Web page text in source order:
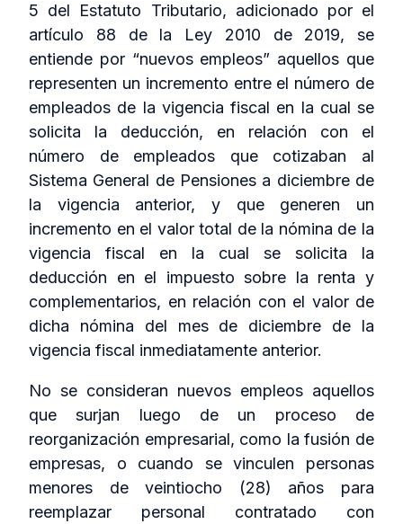
5 del Estatuto Tributario, adicionado por el
artículo 88 de la Ley 2010 de 2019, se
entiende por “nuevos empleos” aquellos que
representen un incremento entre el número de
empleados de la vigencia fiscal en la cual se
solicita la deducción, en relación con el
número de empleados que cotizaban al
Sistema General de Pensiones a diciembre de
la vigencia anterior, y que generen un
incremento en el valor total de la nómina de la
vigencia fiscal en la cual se solicita la
deducción en el impuesto sobre la renta y
complementarios, en relación con el valor de
dicha nómina del mes de diciembre de la
vigencia fiscal inmediatamente anterior.
No se consideran nuevos empleos aquellos
que surjan luego de un proceso de
reorganización empresarial, como la fusión de
empresas, o cuando se vinculen personas
menores de veintiocho (28) años para
reemplazar personal contratado con